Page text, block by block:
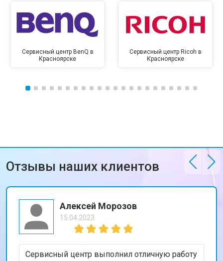
Сервисный центр BenQ в
Красноярске
Сервисный центр Ricoh в
Красноярске
Отзывы наших клиентов
Алексей Морозов
15.04.2023
Сервисный центр выполнил отличную работу